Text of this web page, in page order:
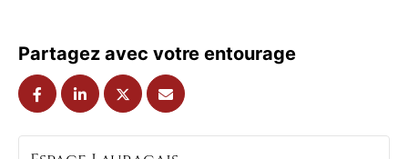
Partagez avec votre entourage